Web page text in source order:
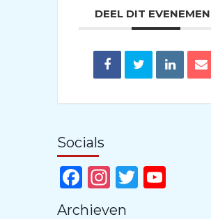
DEEL DIT
Socials
Facebook
Instagram
Twitter
Archieven